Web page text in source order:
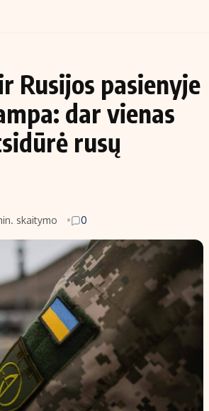
Rusijos pasienyje
dar vienas
rusų
skaitymo 0